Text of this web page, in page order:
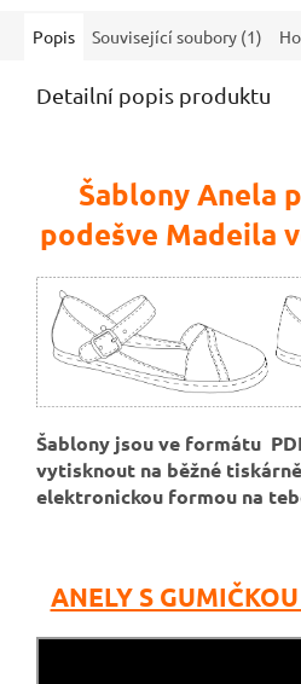
Popis Související soubory (1)
Detailní popis produktu
Šablony Anela
podešve Madeila
Šablony jsou ve formátu
vytisknout na běžné
elektronickou formou na
ANELY S